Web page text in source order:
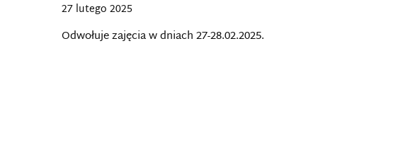
27 lutego 2025
Odwołuje zajęcia w dniach 27-28.02.2025.